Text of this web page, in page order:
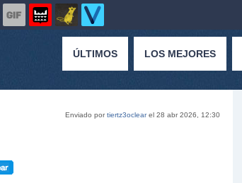
ÚLTIMOS LOS MEJORES
Enviado portiertz3oclearel 28 abr 2026, 12:30